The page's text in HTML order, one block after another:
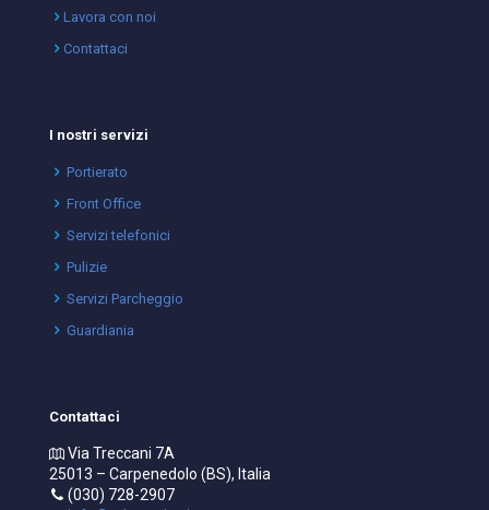
Lavora con noi
Contattaci
I nostri servizi
Portierato
Front Office
Servizi telefonici
Pulizie
Servizi Parcheggio
Guardiania
Contattaci
Via Treccani 7A
25013 – Carpenedolo (BS), Italia
(030) 728-2907